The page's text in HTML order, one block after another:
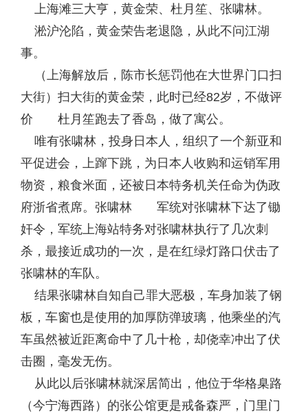
上海滩三大亨，黄金荣、杜月笙、张啸林。
淞沪沦陷，黄金荣告老退隐，从此不问江湖
事。
（上海解放后，陈市长惩罚他在大世界门口扫
大街）扫大街的黄金荣，此时已经82岁，不做评
价 杜月笙跑去了香岛，做了寓公。
唯有张啸林，投身日本人，组织了一个新亚和
平促进会，上蹿下跳，为日本人收购和运销军用
物资，粮食米面，还被日本特务机关任命为伪政
府浙省煮席。张啸林 军统对张啸林下达了锄
奸令，军统上海站特务对张啸林执行了几次刺
杀，最接近成功的一次，是在红绿灯路口伏击了
张啸林的车队。
结果张啸林自知自己罪大恶极，车身加装了钢
板，车窗也是使用的加厚防弹玻璃，他乘坐的汽
车虽然被近距离命中了几十枪，却侥幸冲出了伏
击圈，毫发无伤。
从此以后张啸林就深居简出，他位于华格臬路
（今宁海西路）的张公馆更是戒备森严，门里门